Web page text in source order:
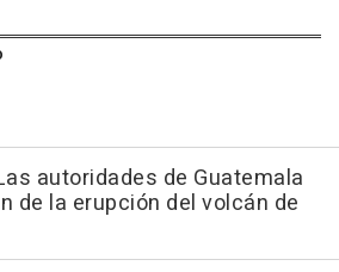
autoridades de Guatemala
de la erupción del volcán de